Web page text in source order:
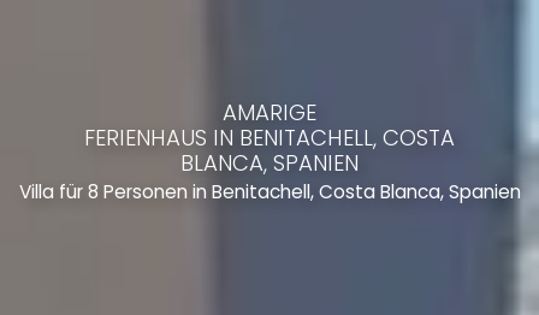
AMARIGE
FERIENHAUS IN BENITACHELL, COSTA
BLANCA, SPANIEN
Villa für 8 Personen in Benitachell, Costa Blanca, Spanien